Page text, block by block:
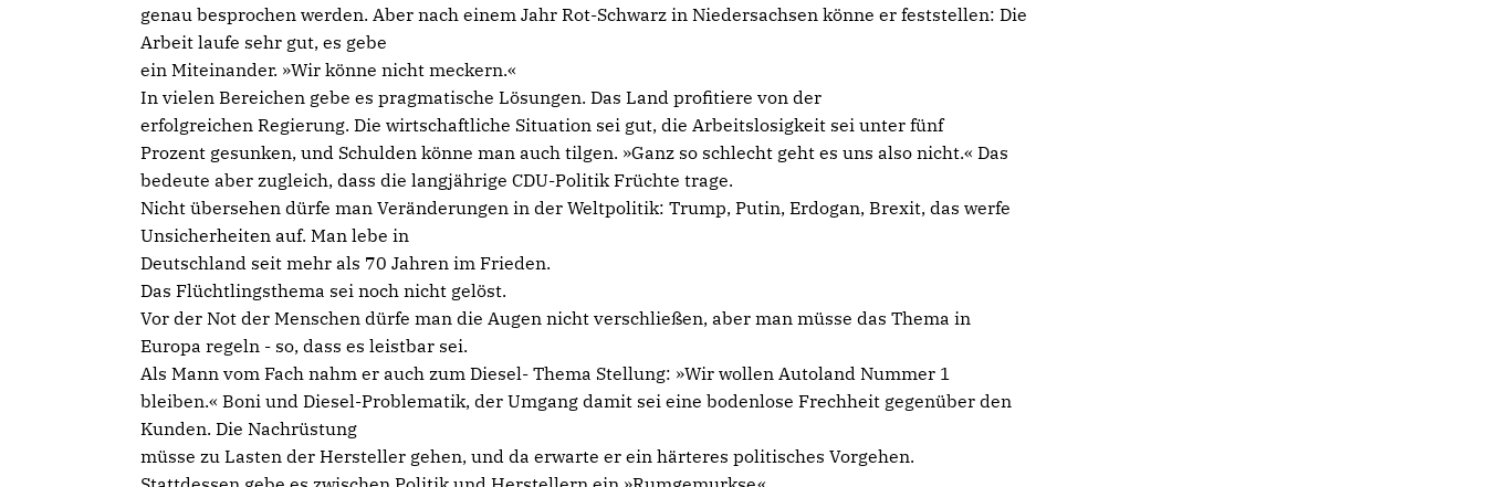
genau besprochen werden. Aber nach einem Jahr Rot-Schwarz in Niedersachsen könne er feststellen: Die
Arbeit laufe sehr gut, es gebe
ein Miteinander. »Wir könne nicht meckern.«
In vielen Bereichen gebe es pragmatische Lösungen. Das Land profitiere von der
erfolgreichen Regierung. Die wirtschaftliche Situation sei gut, die Arbeitslosigkeit sei unter fünf
Prozent gesunken, und Schulden könne man auch tilgen. »Ganz so schlecht geht es uns also nicht.« Das
bedeute aber zugleich, dass die langjährige CDU-Politik Früchte trage.
Nicht übersehen dürfe man Veränderungen in der Weltpolitik: Trump, Putin, Erdogan, Brexit, das werfe
Unsicherheiten auf. Man lebe in
Deutschland seit mehr als 70 Jahren im Frieden.
Das Flüchtlingsthema sei noch nicht gelöst.
Vor der Not der Menschen dürfe man die Augen nicht verschließen, aber man müsse das Thema in
Europa regeln - so, dass es leistbar sei.
Als Mann vom Fach nahm er auch zum Diesel- Thema Stellung: »Wir wollen Autoland Nummer 1
bleiben.« Boni und Diesel-Problematik, der Umgang damit sei eine bodenlose Frechheit gegenüber den
Kunden. Die Nachrüstung
müsse zu Lasten der Hersteller gehen, und da erwarte er ein härteres politisches Vorgehen.